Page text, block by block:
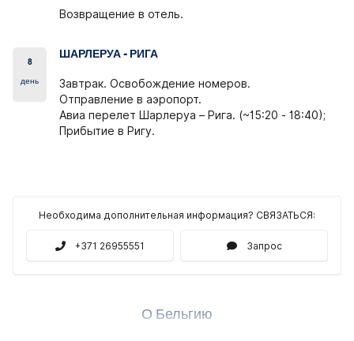
Возвращение в отель.
8
день
ШАРЛЕРУА - РИГА
Завтрак. Освобождение номеров.
Отправление в аэропорт.
Авиа перелет Шарлеруа – Рига. (~15:20 - 18:40);
Прибытие в Ригу.
Необходима дополнительная информация? СВЯЗАТЬСЯ:
+371 26955551 Запрос
О Бельгию